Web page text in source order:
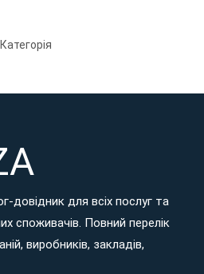
Категорія
довідник для всіх послуг та
споживачів. Повний перелік
виробників, закладів,